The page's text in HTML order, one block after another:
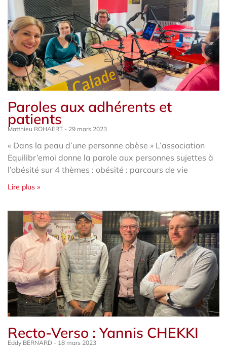
Paroles aux adhérents et
patients
Matthieu ROHAERT 29 mars 2023
« Dans la peau d’une personne obèse » L’association
Equilibr’emoi donne la parole aux personnes sujettes à
l’obésité sur 4 thèmes : obésité : parcours de vie
Lire plus »
Recto-Verso : Yannis CHEKKI
Eddy BERNARD 18 mars 2023